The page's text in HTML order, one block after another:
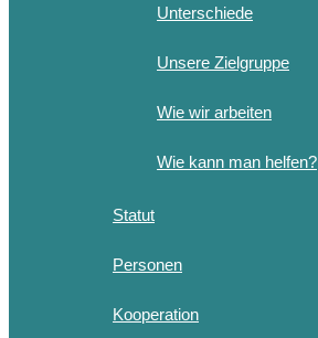
Unterschiede
Unsere Zielgruppe
Wie wir arbeiten
Wie kann man helfen?
Statut
Personen
Kooperation